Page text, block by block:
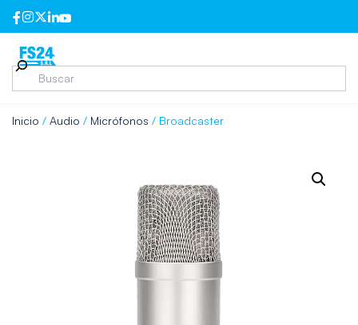
Inicio / Audio / Micrófonos / Broadcaster